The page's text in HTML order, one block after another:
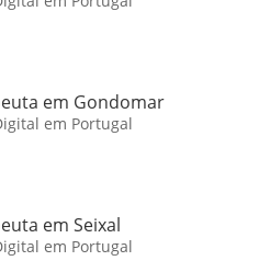
em Gondomar
em Portugal
em Seixal
em Portugal